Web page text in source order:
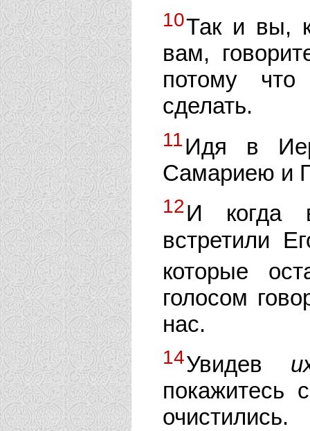
10Так и вы,
вам,
потому
сделать.
11Идя в
Самариею и
12И когда
встретили
которые
голосом
нас.
14Увидев
покажитесь
очистились.